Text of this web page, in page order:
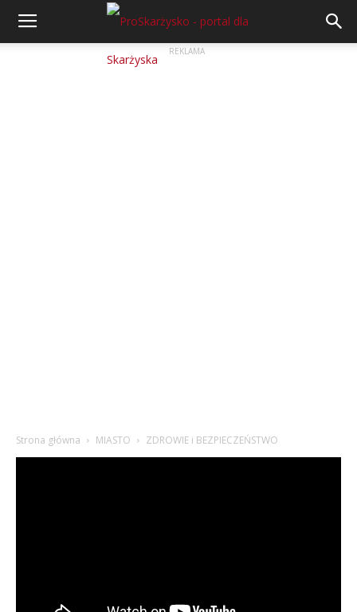
REKLAMA
Strona główna MIASTO ZDROWIE i BEZPIECZEŃSTWO